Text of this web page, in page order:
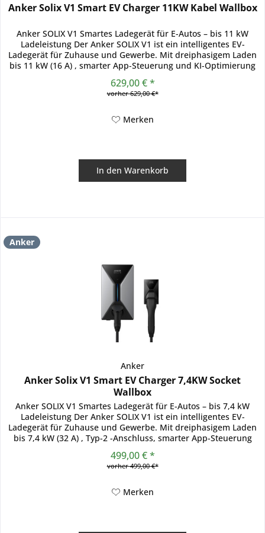
Anker Solix V1 Smart EV Charger 11KW Kabel Wallbox
Anker SOLIX V1 Smartes Ladegerät für E-Autos – bis 11 kW
Ladeleistung Der Anker SOLIX V1 ist ein intelligentes EV-
Ladegerät für Zuhause und Gewerbe. Mit dreiphasigem Laden
bis 11 kW (16 A) , smarter App-Steuerung und KI-Optimierung
629,00 € *
vorher 629,00 €*
Merken
In den Warenkorb
Anker
Anker
Anker Solix V1 Smart EV Charger 7,4KW Socket
Wallbox
Anker SOLIX V1 Smartes Ladegerät für E-Autos – bis 7,4 kW
Ladeleistung Der Anker SOLIX V1 ist ein intelligentes EV-
Ladegerät für Zuhause und Gewerbe. Mit dreiphasigem Laden
bis 7,4 kW (32 A) , Typ-2 -Anschluss, smarter App-Steuerung
499,00 € *
vorher 499,00 €*
Merken